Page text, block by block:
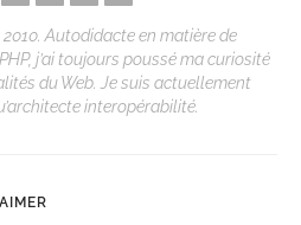
2010. Autodidacte en matière de
j’ai toujours poussé ma curiosité
du Web. Je suis actuellement
interopérabilité.